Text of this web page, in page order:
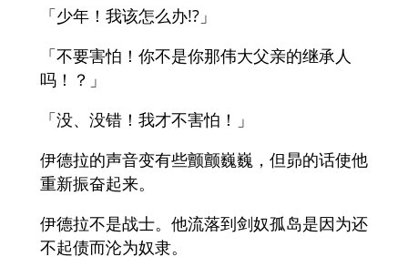
「少年！我该怎么办!?」
「不要害怕！你不是你那伟大父亲的继承人
吗！？」
「没、没错！我才不害怕！」
伊德拉的声音变有些颤颤巍巍，但昴的话使他
重新振奋起来。
伊德拉不是战士。他流落到剑奴孤岛是因为还
不起债而沦为奴隶。